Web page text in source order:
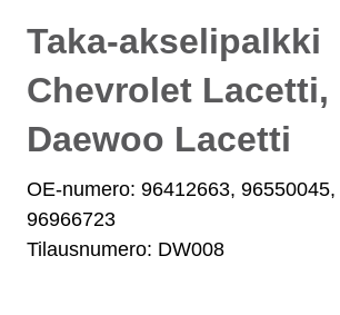
Taka-akselipalkki
Chevrolet Lacetti,
Daewoo Lacetti
OE-numero: 96412663,
96966723
Tilausnumero: DW008